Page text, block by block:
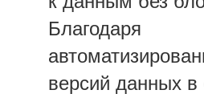
Благодаря
версий данных в